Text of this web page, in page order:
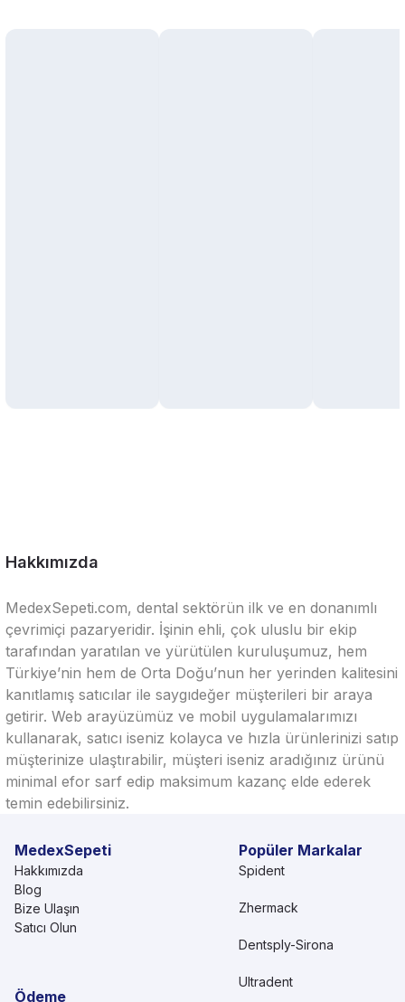
Hakkımızda
MedexSepeti.com, dental sektörün ilk ve en donanımlı
çevrimiçi pazaryeridir. İşinin ehli, çok uluslu bir ekip
tarafından yaratılan ve yürütülen kuruluşumuz, hem
Türkiye’nin hem de Orta Doğu’nun her yerinden kalitesini
kanıtlamış satıcılar ile saygıdeğer müşterileri bir araya
getirir. Web arayüzümüz ve mobil uygulamalarımızı
kullanarak, satıcı iseniz kolayca ve hızla ürünlerinizi satıp
müşterinize ulaştırabilir, müşteri iseniz aradığınız ürünü
minimal efor sarf edip maksimum kazanç elde ederek
temin edebilirsiniz.
MedexSepeti
Hakkımızda
Blog
Bize Ulaşın
Satıcı Olun
Ödeme
Popüler Markalar
Spident
Zhermack
Dentsply-Sirona
Ultradent